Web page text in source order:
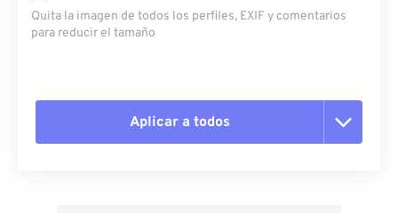
Quita la imagen de todos los perfiles, EXIF ​​y comentarios
para reducir el tamaño
Aplicar a todos